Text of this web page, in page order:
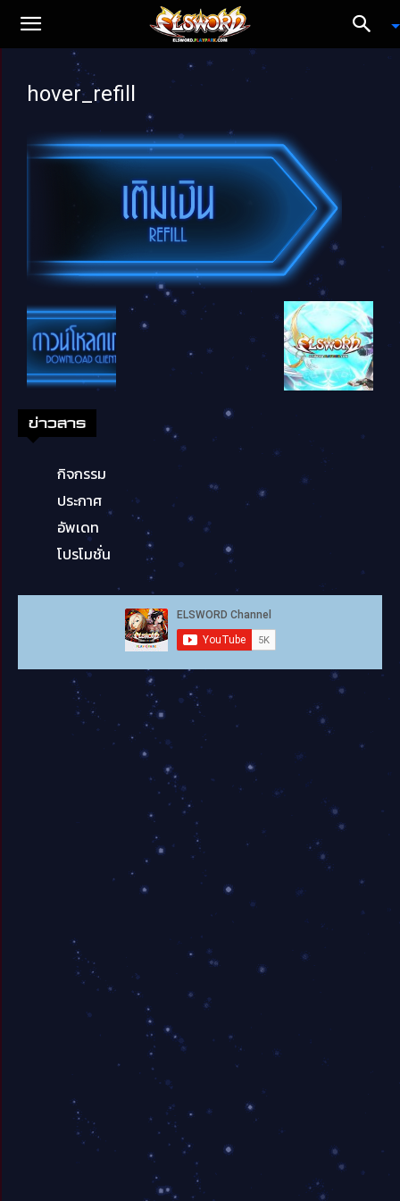
hover_refill
ข่าวสาร
กิจกรรม
ประกาศ
อัพเดท
โปรโมชั่น